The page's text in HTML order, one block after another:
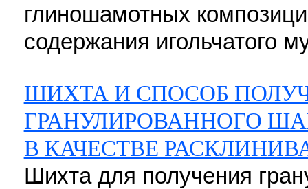
глиношамотных
содержания игольчатого
ШИХТА И СПОСОБ
ГРАНУЛИРОВАННОГО
В КАЧЕСТВЕ
Шихта для получения